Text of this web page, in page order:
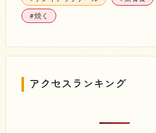
#焼く
アクセスランキング